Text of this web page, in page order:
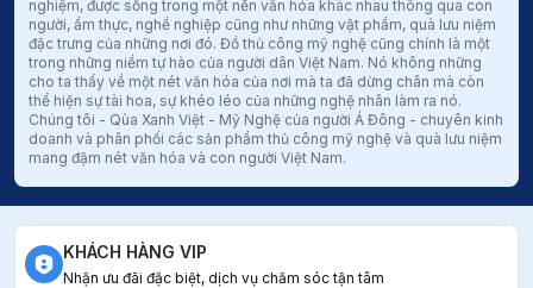
nghiệm, được sống trong một nền văn hóa khác nhau thông qua con
người, ẩm thực, nghề nghiệp cũng như những vật phẩm, quà lưu niệm
đặc trưng của những nơi đó. Đồ thủ công mỹ nghệ cũng chính là một
trong những niềm tự hào của người dân Việt Nam. Nó không những
cho ta thấy về một nét văn hóa của nơi mà ta đã dừng chân mà còn
thể hiện sự tài hoa, sự khéo léo của những nghệ nhân làm ra nó.
Chúng tôi - Qùa Xanh Việt - Mỹ Nghệ của người Á Đông - chuyên kinh
doanh và phân phối các sản phẩm thủ công mỹ nghệ và quà lưu niệm
mang đậm nét văn hóa và con người Việt Nam.
KHÁCH HÀNG VIP
Nhận ưu đãi đặc biệt, dịch vụ chăm sóc tận tâm